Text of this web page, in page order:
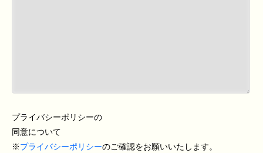
プライバシーポリシーの
同意について
※プライバシーポリシーのご確認をお願いいたします。